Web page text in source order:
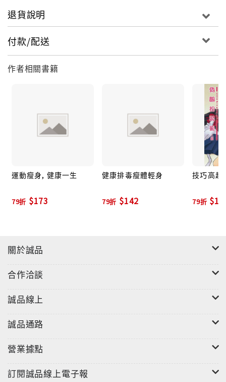
退貨說明
付款/配送
作者相關書籍
運動瘦身, 健康一生
79折 $173
健康排毒瘦體輕身
79折 $142
技巧高超
79折
關於誠品
合作洽談
誠品線上
誠品通路
營業據點
訂閱誠品線上電子報